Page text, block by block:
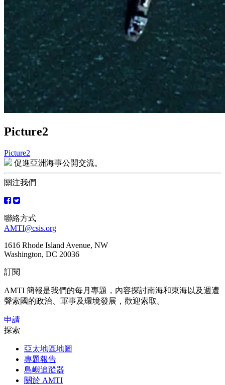
Picture2
文
章
導
覽
Picture2
促進亞洲海事公開交流。
關注我們
聯絡方式
AMTI@csis.org
1616 Rhode Island Avenue, NW
Washington, DC 20036
訂閱
AMTI 簡報是我們的每月專題，內容探討南海和東海以及週遭
聲索國的政治、軍事及環境發展，歡迎索取。
申請
探索
亞太地區地圖
專題報告
島嶼追蹤器
關於 AMTI